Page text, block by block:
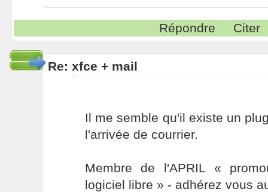
Répondre Citer
Re: xfce + mail
Il me semble qu'il existe un
l'arrivée de courrier.
Membre de l'APRIL «
logiciel libre » - adhérez vous